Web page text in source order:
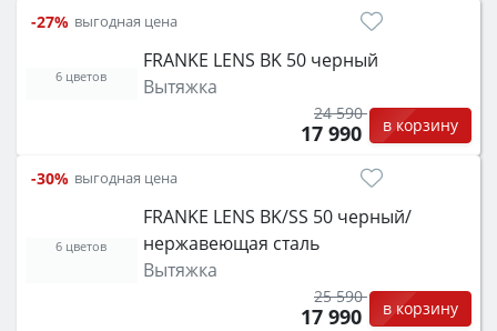
затем смотрите на объём 50–70 л для семьи,
класс энергопотребления не ниже A и нужные
функции (конвекция, гриль, самоочистка,
защита от детей).
-27% выгодная цена
FRANKE LENS BK 50 черный
Вытяжка
24 590
17 990 в корзину
6 цветов
-30% выгодная цена
FRANKE LENS BK/SS 50 черный/
нержавеющая сталь
Вытяжка
25 590
17 990 в корзину
6 цветов